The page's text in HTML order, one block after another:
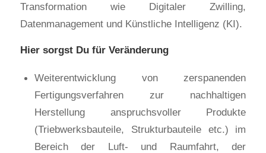
Transformation wie Digitaler Zwilling,
Datenmanagement und Künstliche Intelligenz (KI).
Hier sorgst Du für Veränderung
Weiterentwicklung von zerspanenden
Fertigungsverfahren zur nachhaltigen
Herstellung anspruchsvoller Produkte
(Triebwerksbauteile, Strukturbauteile etc.) im
Bereich der Luft- und Raumfahrt, der